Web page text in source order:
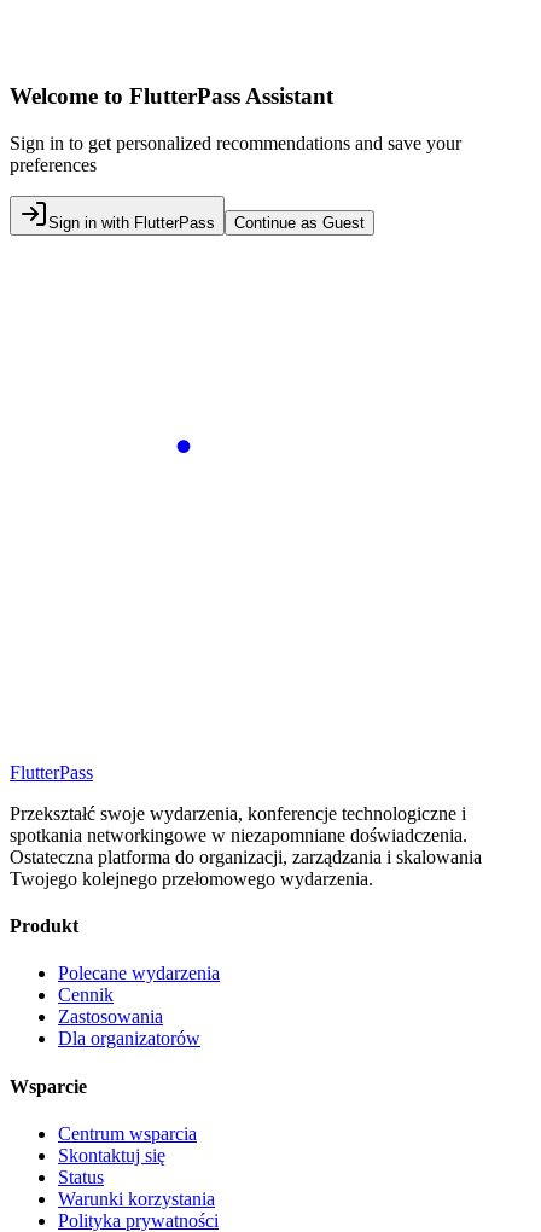
Welcome to FlutterPass Assistant
Sign in to get personalized recommendations and save your
preferences
Sign in with FlutterPass Continue as Guest
FlutterPass
Przekształć swoje wydarzenia, konferencje technologiczne i
spotkania networkingowe w niezapomniane doświadczenia.
Ostateczna platforma do organizacji, zarządzania i skalowania
Twojego kolejnego przełomowego wydarzenia.
Produkt
Polecane wydarzenia
Cennik
Zastosowania
Dla organizatorów
Wsparcie
Centrum wsparcia
Skontaktuj się
Status
Warunki korzystania
Polityka prywatności